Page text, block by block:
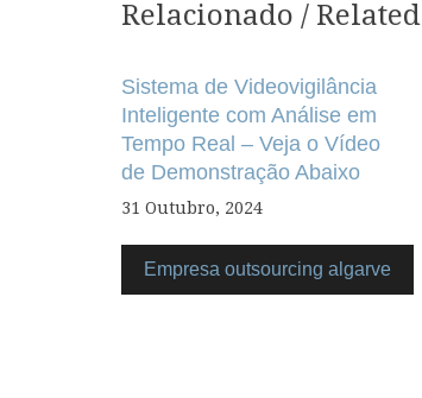
Relacionado / Related
Sistema de Videovigilância
Inteligente com Análise em
Tempo Real – Veja o Vídeo
de Demonstração Abaixo
31 Outubro, 2024
de
artigos
Empresa outsourcing algarve